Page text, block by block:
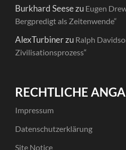
Burkhard Seesezu Eugen
Bergpredigt als Zeitenwende“
AlexTurbinerzu Ralph
Zivilisationsprozess“
RECHTLICHE
Impressum
Datenschutzerklärung
Site Notice